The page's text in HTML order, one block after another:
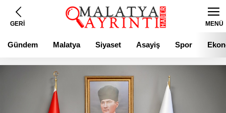
GERİ MENÜ
Gündem Malatya Siyaset Asayiş Spor